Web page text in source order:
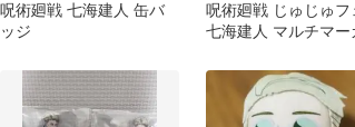
呪術廻戦 七海建人 缶バ
ッジ
呪術廻戦 じゅじゅフ
七海建人 マルチマー